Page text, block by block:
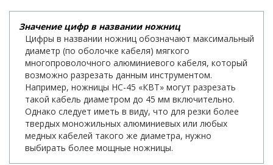
Значение цифр в названии ножниц
Цифры в названии ножниц обозначают максимальный
диаметр (по оболочке кабеля) мягкого
многопроволочного алюминиевого кабеля, который
возможно разрезать данным инструментом.
Например, ножницы НС-45 «КВТ» могут разрезать
такой кабель диаметром до 45 мм включительно.
Однако следует иметь в виду, что для резки более
твердых моножильных алюминиевых или любых
медных кабелей такого же диаметра, нужно
выбирать более мощные ножницы.